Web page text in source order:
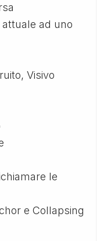
ad uno
Visivo
le
e Collapsing